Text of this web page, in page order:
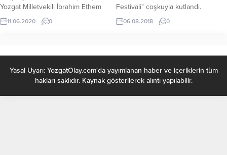
Yozgat Milletvekili İbrahim Ethem
Sedef, Gençlik ve Spor Bakanı
Mehmet Muharrem Kasapoğlu’na
başka bir alana şehre yakışır bir
stadyumun yapılmasına yönelik
soru önergesi verdi.
11.06.2020 0
Festivali" coşkuyla kutlandı.
06.08.2018 0
Yasal Uyarı: YozgatOlay.com'da yayımlanan haber ve içeriklerin tüm
hakları saklıdır. Kaynak gösterilerek alıntı yapılabilir.